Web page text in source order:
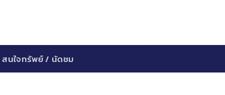
สนใจทรัพย์ / นัดชม